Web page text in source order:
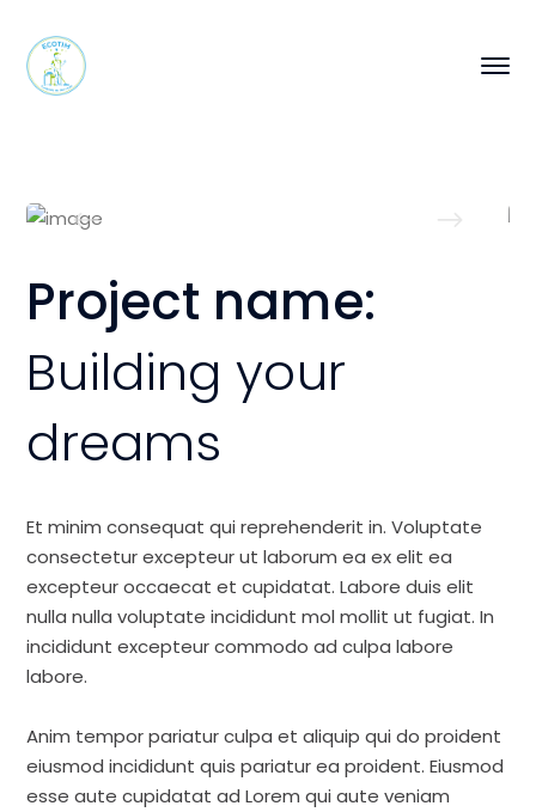
Project name:
Building your
dreams
Et minim consequat qui reprehenderit in. Voluptate
consectetur excepteur ut laborum ea ex elit ea
excepteur occaecat et cupidatat. Labore duis elit
nulla nulla voluptate incididunt mol mollit ut fugiat. In
incididunt excepteur commodo ad culpa labore
labore.
Anim tempor pariatur culpa et aliquip qui do proident
eiusmod incididunt quis pariatur ea proident. Eiusmod
esse aute cupidatat ad Lorem qui aute veniam